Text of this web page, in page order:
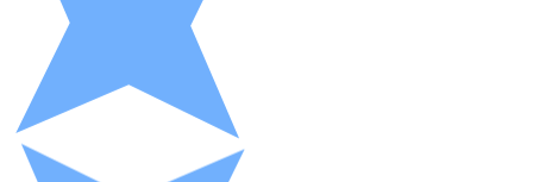
Efectivo
Compra criptomonedas con efectivo en tu tienda más
Comprar con efectivo
Transferencia SEPA